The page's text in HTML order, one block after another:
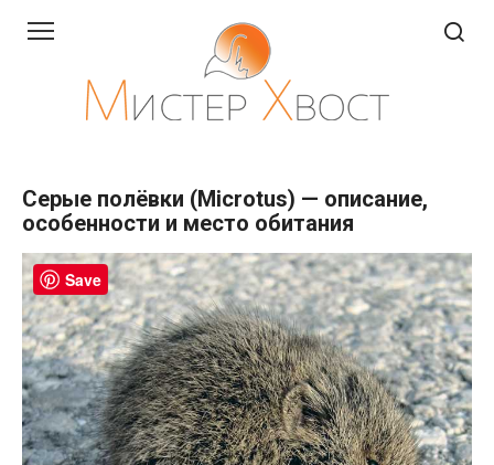
Серые полёвки (Microtus) — описание,
особенности и место обитания
Save